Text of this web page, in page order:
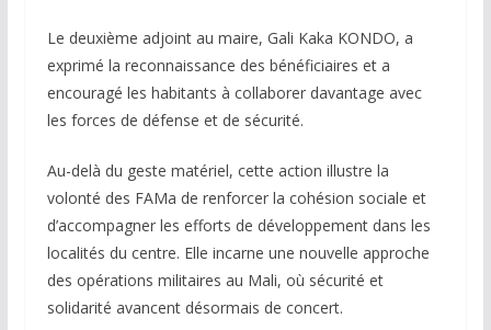
Le deuxième adjoint au maire, Gali Kaka KONDO, a
exprimé la reconnaissance des bénéficiaires et a
encouragé les habitants à collaborer davantage avec
les forces de défense et de sécurité.
Au-delà du geste matériel, cette action illustre la
volonté des FAMa de renforcer la cohésion sociale et
d’accompagner les efforts de développement dans les
localités du centre. Elle incarne une nouvelle approche
des opérations militaires au Mali, où sécurité et
solidarité avancent désormais de concert.